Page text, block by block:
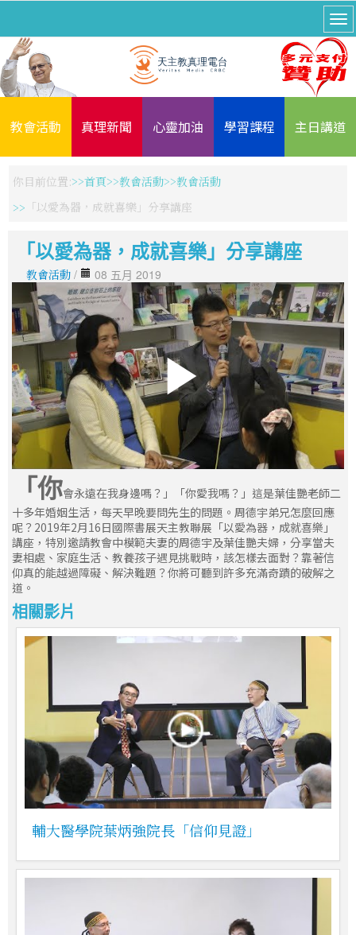
教會活動 真理新聞 心靈加油 學習課程 主日講道
你目前位置: 首頁 教會活動
教會活動
「以愛為器，成就喜樂」分享講座
「以愛為器，成就喜樂」分享講座
教會活動 / 08 五月 2019
「你會永遠在我身邊嗎？」「你愛我嗎？」這是葉佳艷老師二
十多年婚姻生活，每天早晚要問先生的問題。周德宇弟兄怎麼回應
呢？2019年2月16日國際書展天主教聯展「以愛為器，成就喜樂」
講座，特別邀請教會中模範夫妻的周德宇及葉佳艷夫婦，分享當夫
妻相處、家庭生活、教養孩子遇見挑戰時，該怎樣去面對？靠著信
仰真的能越過障礙、解決難題？你將可聽到許多充滿奇蹟的破解之
道。
相關影片
輔大醫學院葉炳強院長「信仰見證」